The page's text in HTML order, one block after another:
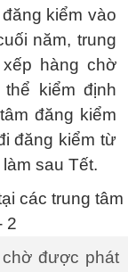
kiểm vào
năm, trung
hàng chờ
kiểm định
đăng kiểm
đăng kiểm từ
sau Tết.
được phát